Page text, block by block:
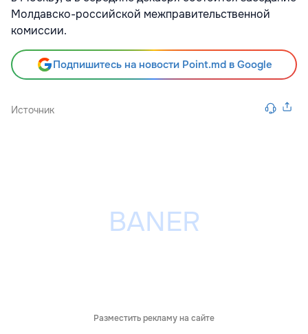
Молдавско-российской межправительственной
комиссии.
Подпишитесь на новости Point.md в Google
Источник
Разместить рекламу на сайте